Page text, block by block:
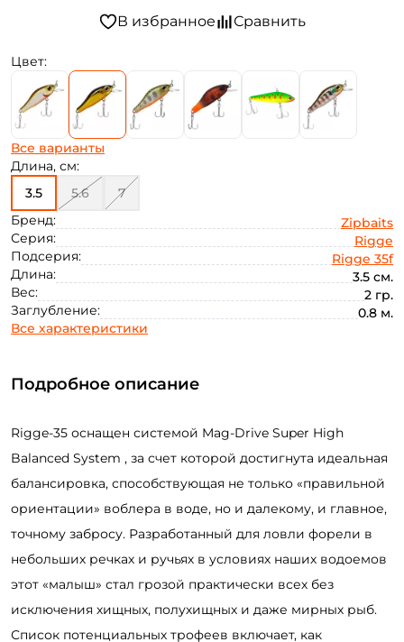
Цвет:
Все варианты
Длина, см:
3.5
5.6
7
Бренд:
Zipbaits
Серия:
Rigge
Подсерия:
Rigge 35f
Длина:
3.5 см.
Вес:
2 гр.
Заглубление:
0.8 м.
Все характеристики
Подробное описание
Rigge-35 оснащен системой Mag-Drive Super High
Balanced System , за счет которой достигнута идеальная
балансировка, способствующая не только «правильной
ориентации» воблера в воде, но и далекому, и главное,
точному забросу. Разработанный для ловли форели в
небольших речках и ручьях в условиях наших водоемов
этот «малыш» стал грозой практически всех без
исключения хищных, полухищных и даже мирных рыб.
Список потенциальных трофеев включает, как